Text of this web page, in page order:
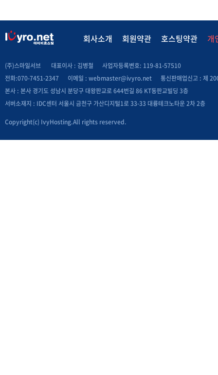
회사소개 회원약관 호스팅약관 개
(주)스마일서브 대표이사 : 김병철
사업자등록변호: 119-81-57510
전화:070-7451-2347
이메일 : webmaster@ivyro.net
통신판매업신고 : 제
본사 : 본사 경기도 성남시 분당구 대왕판교로 644번길 86 KT동판교빌딩 3층
서버소재지 : IDC센터 서울시 금천구 가산디지털1로 33-33 대륭테크노타운 2차 2층
Copyright(c) IvyHosting.All rights reserved.